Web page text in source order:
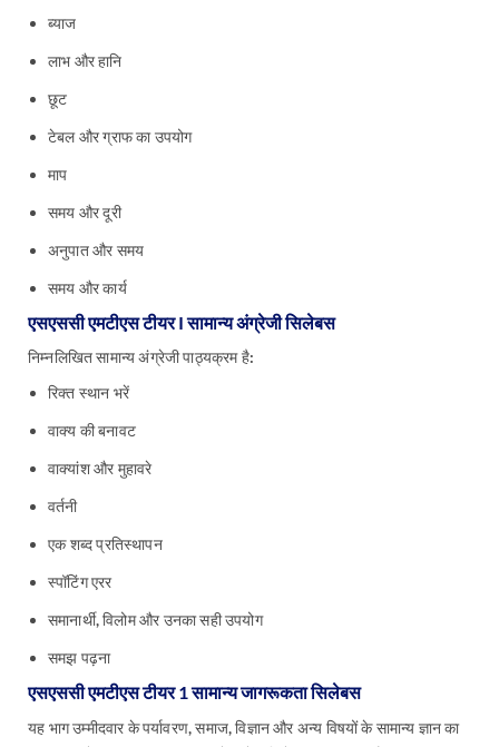
ब्याज
लाभ और हानि
छूट
टेबल और ग्राफ का उपयोग
माप
समय और दूरी
अनुपात और समय
समय और कार्य
एसएससी एमटीएस टीयर I सामान्य अंग्रेजी सिलेबस
निम्नलिखित सामान्य अंग्रेजी पाठ्यक्रम है:
रिक्त स्थान भरें
वाक्य की बनावट
वाक्यांश और मुहावरे
वर्तनी
एक शब्द प्रतिस्थापन
स्पॉटिंग एरर
समानार्थी, विलोम और उनका सही उपयोग
समझ पढ़ना
एसएससी एमटीएस टीयर 1 सामान्य जागरूकता सिलेबस
यह भाग उम्मीदवार के पर्यावरण, समाज, विज्ञान और अन्य विषयों के सामान्य ज्ञान का